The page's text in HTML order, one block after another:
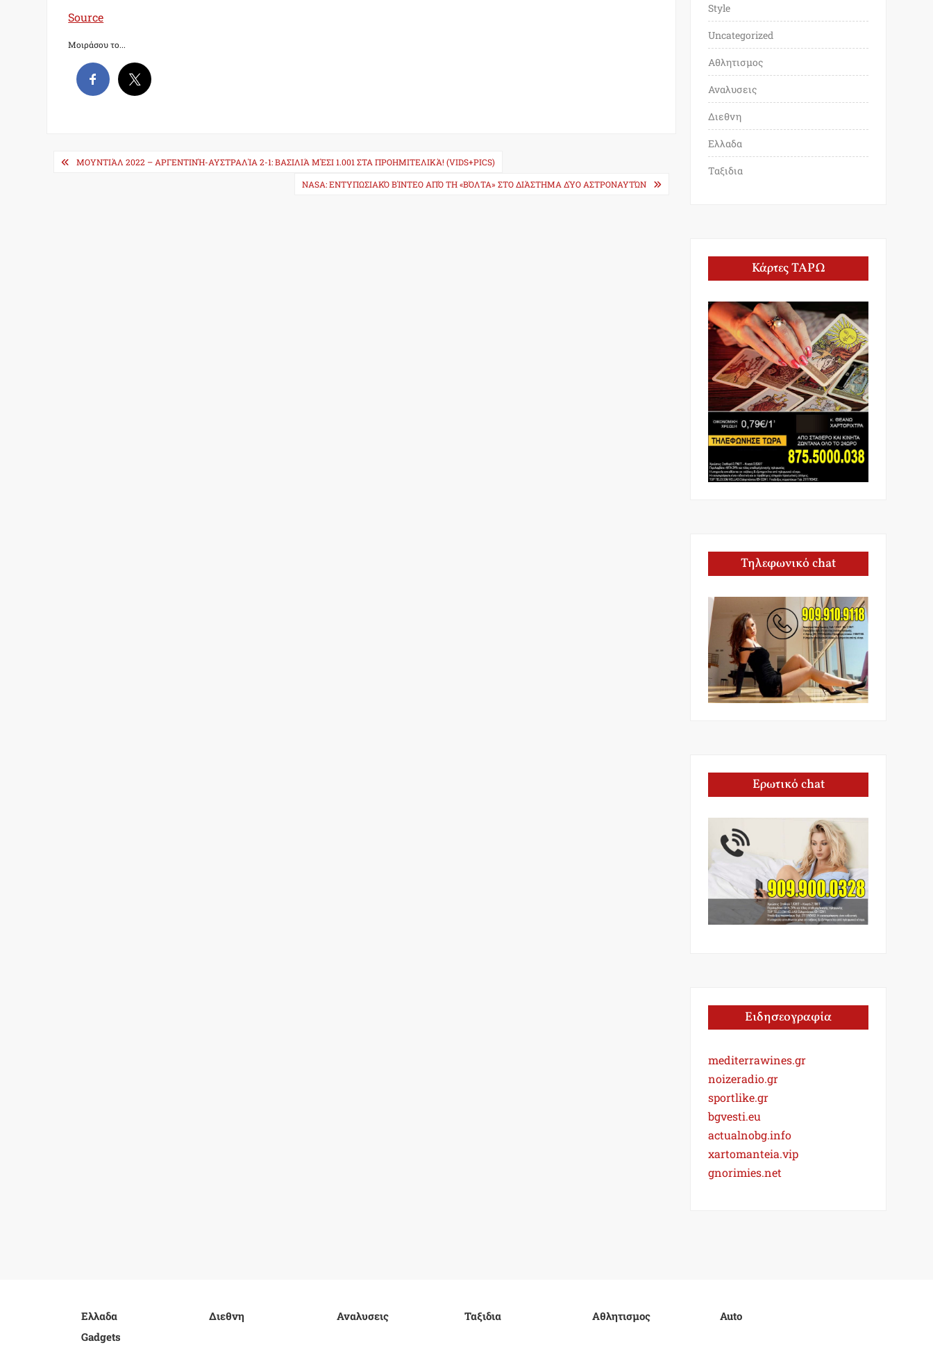
Source
Μοιράσου το...
PostΜΟΥΝΤΙΆΛ 2022 – ΑΡΓΕΝΤΙΝΉ-ΑΥΣΤΡΑΛΊΑ 2-1: ΒΑΣΙΛΙΆ ΜΈΣΙ 1.001 ΣΤΑ ΠΡΟΗΜΙΤΕΛΙΚΆ! (VIDS+PICS)
NASA: ΕΝΤΥΠΩΣΙΑΚΌ ΒΊΝΤΕΟ ΑΠΌ ΤΗ «ΒΌΛΤΑ» ΣΤΟ ΔΙΆΣΤΗΜΑ ΔΎΟ ΑΣΤΡΟΝΑΥΤΏΝ
Style
Uncategorized
Αθλητισμος
Αναλυσεις
Διεθνη
Ελλαδα
Ταξιδια
Κάρτες ΤΑΡΩ
Τηλεφωνικό chat
Ερωτικό chat
Ειδησεογραφία
mediterrawines.gr
noizeradio.gr
sportlike.gr
bgvesti.eu
actualnobg.info
xartomanteia.vip
gnorimies.net
Ελλαδα Διεθνη Αναλυσεις Ταξιδια Αθλητισμος
Auto
Gadgets